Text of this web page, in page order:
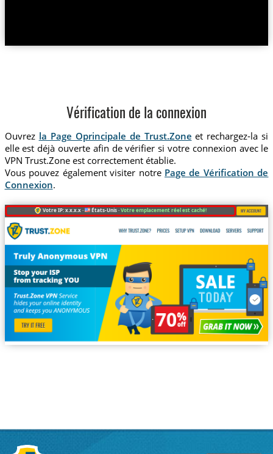
Vérification de la connexion
Ouvrez la Page Oprincipale de Trust.Zone et rechargez-la si
elle est déjà ouverte afin de vérifier si votre connexion avec le
VPN Trust.Zone est correctement établie.
Vous pouvez également visiter notre Page de Vérification de
Connexion.
Votre IP: x.x.x.x · États-Unis ·Votre emplacement réel est caché!